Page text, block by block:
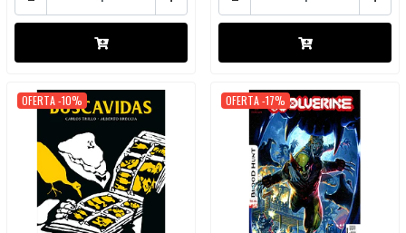
OFERTA -10% OFERTA -17%